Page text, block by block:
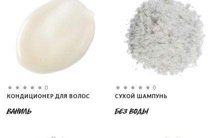
0
КОНДИЦИОНЕР ДЛЯ ВОЛОС
ВАНИЛЬ
0
СУХОЙ ШАМПУНЬ
БЕЗ ВОДЫ